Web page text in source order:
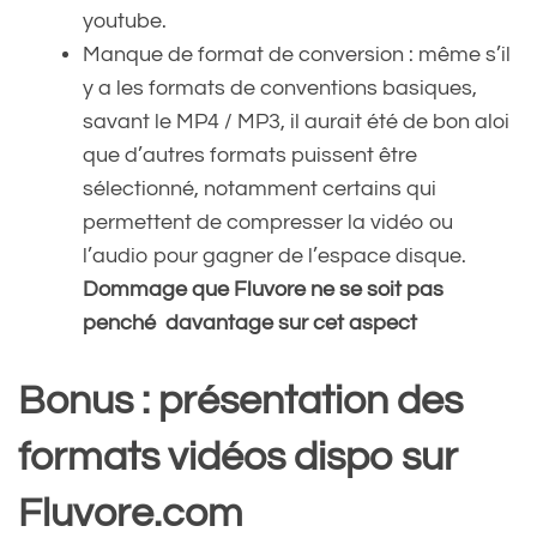
youtube.
Manque de format de conversion : même s’il
y a les formats de conventions basiques,
savant le MP4 / MP3, il aurait été de bon aloi
que d’autres formats puissent être
sélectionné, notamment certains qui
permettent de compresser la vidéo ou
l’audio pour gagner de l’espace disque.
Dommage que Fluvore ne se soit pas
penché davantage sur cet aspect
Bonus : présentation des
formats vidéos dispo sur
Fluvore.com